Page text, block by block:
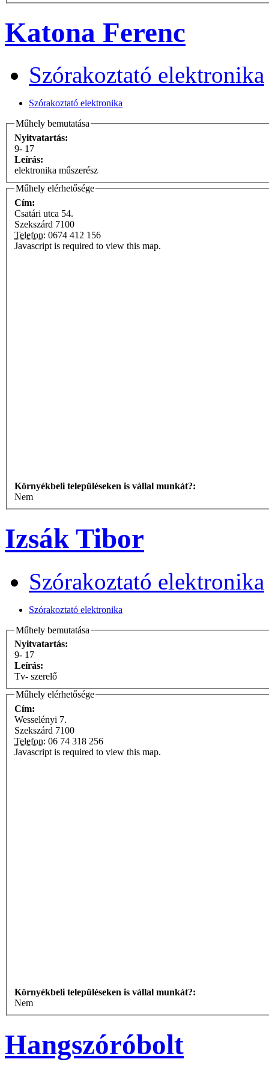
Katona Ferenc
Szórakoztató elektronika
Szórakoztató elektronika
Műhely bemutatása
Nyitvatartás:
9- 17
Leírás:
elektronika műszerész
Műhely elérhetősége
Cím:
Csatári utca 54.
Szekszárd 7100
Telefon: 0674 412 156
Javascript is required to view this map.
Környékbeli településeken is vállal munkát?:
Nem
Izsák Tibor
Szórakoztató elektronika
Szórakoztató elektronika
Műhely bemutatása
Nyitvatartás:
9- 17
Leírás:
Tv- szerelő
Műhely elérhetősége
Cím:
Wesselényi 7.
Szekszárd 7100
Telefon: 06 74 318 256
Javascript is required to view this map.
Környékbeli településeken is vállal munkát?:
Nem
Hangszóróbolt